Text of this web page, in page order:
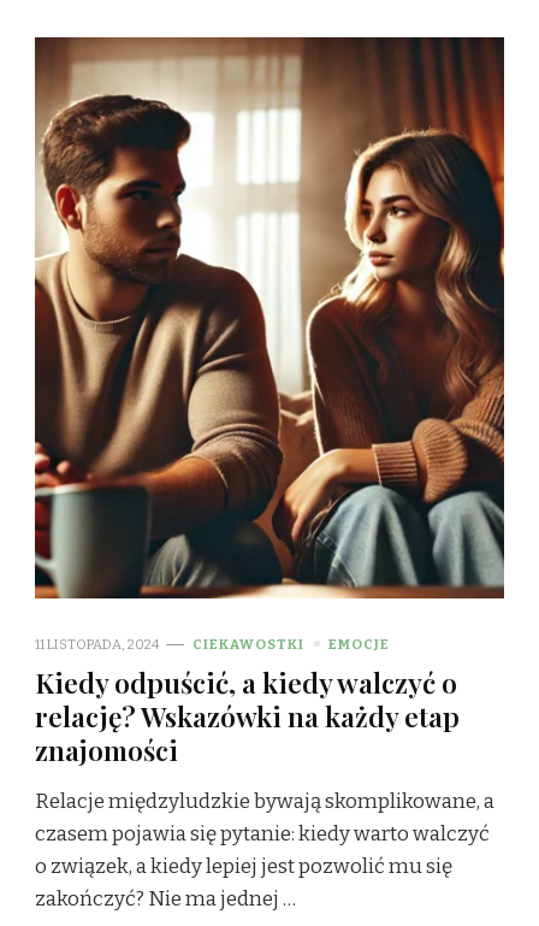
11 LISTOPADA, 2024 CIEKAWOSTKI EMOCJE
Kiedy odpuścić, a kiedy walczyć o
relację? Wskazówki na każdy etap
znajomości
Relacje międzyludzkie bywają skomplikowane, a
czasem pojawia się pytanie: kiedy warto walczyć
o związek, a kiedy lepiej jest pozwolić mu się
zakończyć? Nie ma jednej …